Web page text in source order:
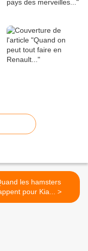
les hamsters
rappent pour Kia... >